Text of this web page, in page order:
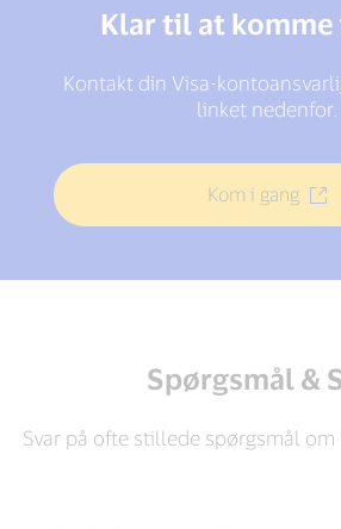
Klar til at komme
Kontakt din Visa-
linket nedenfor.
Kom i gang
Spørgsmål &
Svar på ofte stillede spørgsmål om